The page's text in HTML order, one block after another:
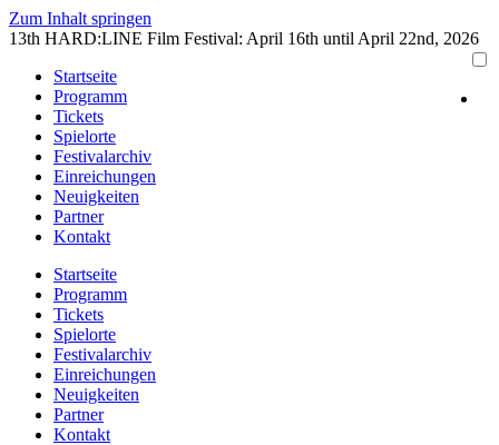
Zum Inhalt springen
13th HARD:LINE Film Festival: April 16th until April 22nd, 2026
Startseite
Programm
Tickets
Spielorte
Festivalarchiv
Einreichungen
Neuigkeiten
Partner
Kontakt
Startseite
Programm
Tickets
Spielorte
Festivalarchiv
Einreichungen
Neuigkeiten
Partner
Kontakt